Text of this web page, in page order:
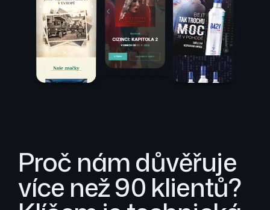
Proč nám důvěřuje
více než 90 klientů?